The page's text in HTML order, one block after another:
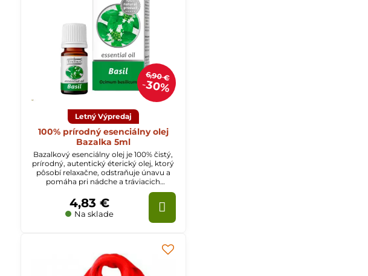
6,90 €
30%
Letný Výpredaj
100% prírodný esenciálny olej
Bazalka 5ml
Bazalkový esenciálny olej je 100% čistý,
prírodný, autentický éterický olej, ktorý
pôsobí relaxačne, odstraňuje únavu a
pomáha pri nádche a tráviacich
Na sklade
4,83 €